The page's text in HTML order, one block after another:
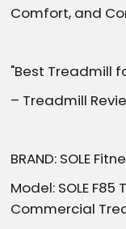
Comfort, and
"Best Treadmill
– Treadmill
BRAND: SOLE
Model: SOLE
Commercial